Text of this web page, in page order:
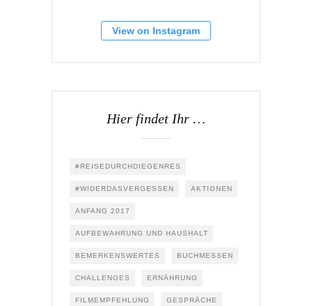
View on Instagram
Hier findet Ihr …
#REISEDURCHDIEGENRES
#WIDERDASVERGESSEN AKTIONEN
ANFANG 2017
AUFBEWAHRUNG UND HAUSHALT
BEMERKENSWERTES BUCHMESSEN
CHALLENGES ERNÄHRUNG
FILMEMPFEHLUNG GESPRÄCHE